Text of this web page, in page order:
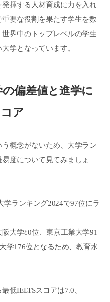
揮する人材育成に力を入れ
要な役割を果たす学生を数
界中のトップレベルの学生
学となっています。
偏差値と進学に
ア
概念がないため、大学ラン
度について見てみましょ
学ランキング2024で97位にラ
大学80位、東京工業大学91
学176位となるため、教育水
低IELTSスコアは7.0、